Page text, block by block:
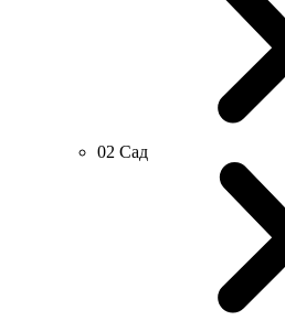
02 Сад